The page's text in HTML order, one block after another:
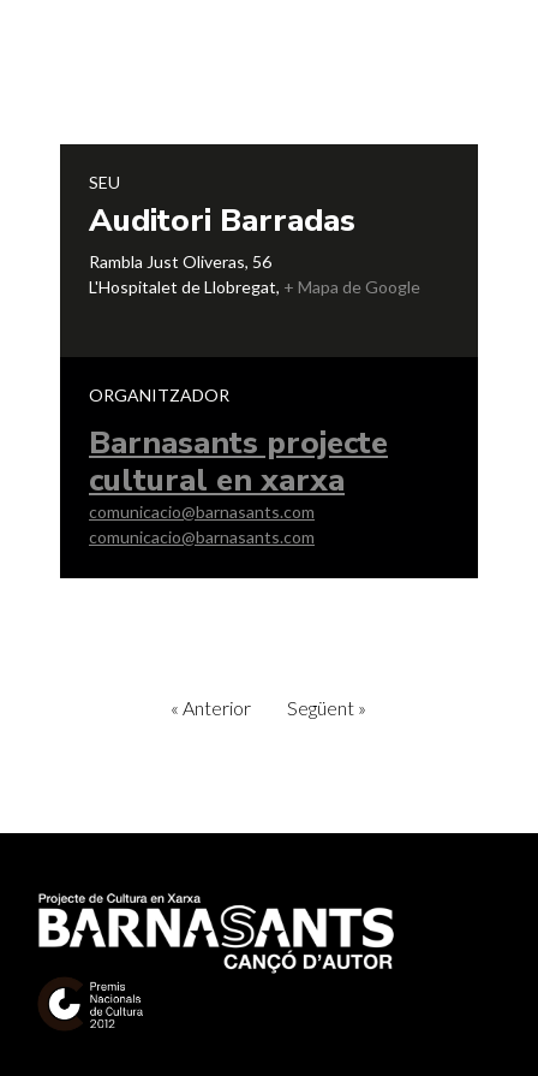
SEU
Auditori Barradas
Rambla Just Oliveras, 56
L'Hospitalet de Llobregat, + Mapa de Google
ORGANITZADOR
Barnasants projecte
cultural en xarxa
comunicacio@barnasants.com
comunicacio@barnasants.com
« Anterior Següent »